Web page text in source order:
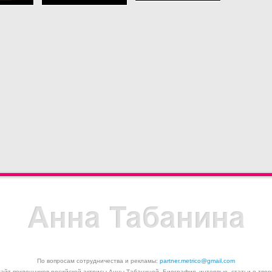
По вопросам сотрудничества и рекламы: partner.metrico@gmail.com